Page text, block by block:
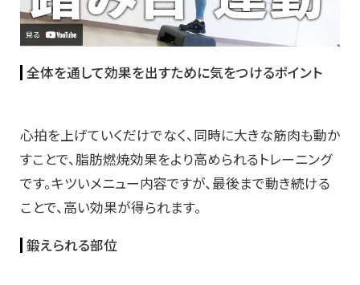
全体を通して効果を出すために気をつけるポイント
心拍を上げていくだけでなく、同時に大きな筋肉も動か
すことで、脂肪燃焼効果をより高められるトレーニング
です。キツいメニュー内容ですが、最後まで動き続ける
ことで、高い効果が得られます。
鍛えられる部位